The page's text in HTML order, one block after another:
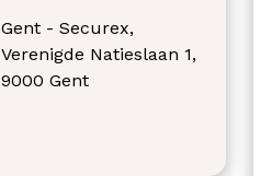
Gent - Securex,
Verenigde Natieslaan 1,
9000 Gent